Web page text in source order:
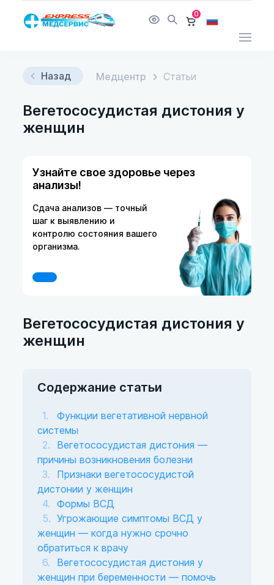
0
Назад Медцентр Статьи
Вегетососудистая дистония у
женщин
Узнайте свое здоровье через
анализы!
Сдача анализов — точный
шаг к выявлению и
контролю состояния вашего
организма.
Вегетососудистая дистония у
женщин
Содержание статьи
Функции вегетативной нервной
системы
Вегетососудистая дистония —
причины возникновения болезни
Признаки вегетососудистой
дистонии у женщин
Формы ВСД
Угрожающие симптомы ВСД у
женщин — когда нужно срочно
обратиться к врачу
Вегетососудистая дистония у
женщин при беременности — помочь